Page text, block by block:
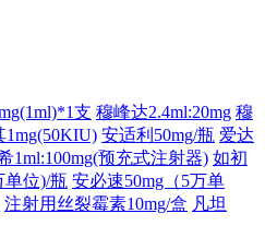
支 穆峰达2.4ml:20mg 穆
1mg(50KIU) 安适利50mg/瓶 爱达
1ml:100mg(预充式注射器) 如初
单位)/瓶 安必速50mg（5万单
注射用丝裂霉素10mg/盒 凡坦